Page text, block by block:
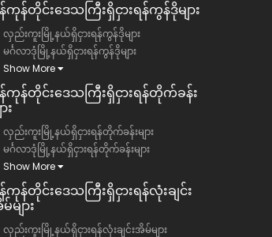
ကုန်တိုင်းဒေသကြီး​​ရှိငှားရန်ကွန်ဒိုများ
လှည်းကူးမြို့နယ်ရှိငှားရန်ကွန်ဒိုများ
မင်္ဂလာဒုံမြို့နယ်ရှိငှားရန်ကွန်ဒိုများ
Show More
ကုန်တိုင်းဒေသကြီး​​ရှိငှားရန်တိုက်ခန်း
း
လှည်းကူးမြို့နယ်ရှိငှားရန်တိုက်ခန်းများ
မင်္ဂလာဒုံမြို့နယ်ရှိငှားရန်တိုက်ခန်းများ
Show More
ကုန်တိုင်းဒေသကြီး​​ရှိငှားရန်လုံးချင်း
များ
လှည်းကူးမြို့နယ်ရှိငှားရန်လုံးချင်းအိမ်များ